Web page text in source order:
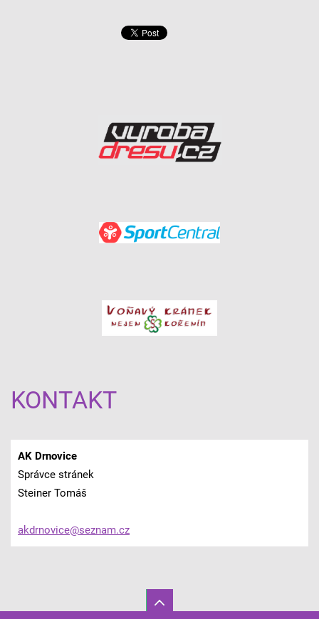
KONTAKT
AK Drnovice
Správce stránek
Steiner Tomáš
akdrnovice@seznam.cz